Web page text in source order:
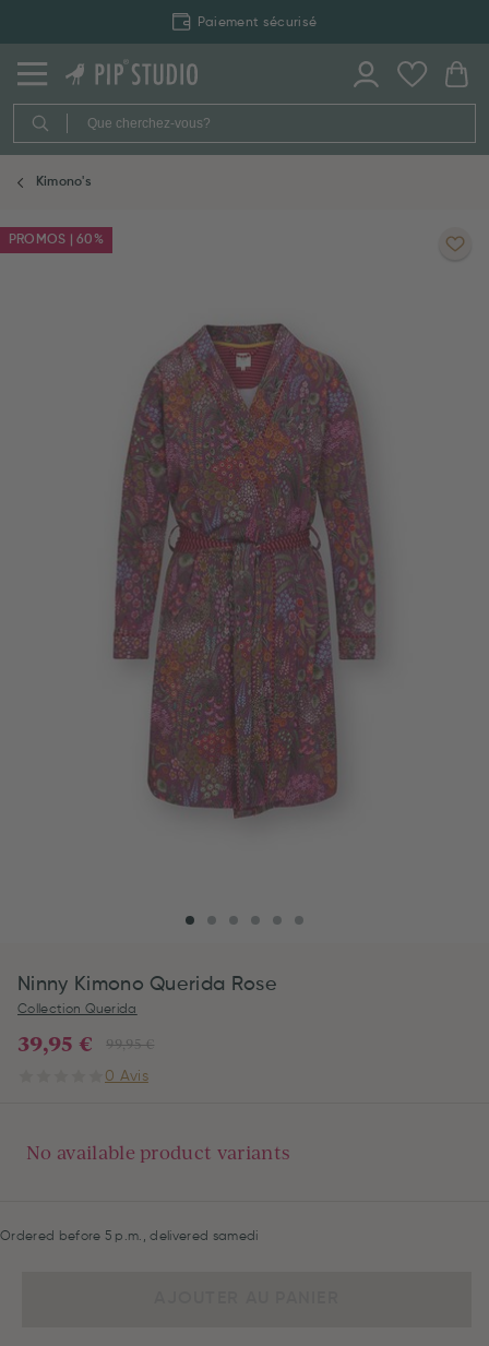
Paiement sécurisé
Kimono's
PROMOS | 60%
Ninny Kimono Querida Rose
Collection Querida
99,95 €
39,95 €
0 Avis
No available product variants
Ordered before 5 p.m., delivered samedi